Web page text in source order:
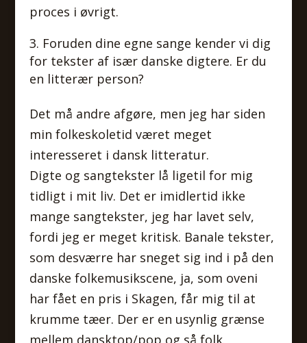
proces i øvrigt.
Foruden dine egne sange kender vi dig
for tekster af især danske digtere. Er du
en litterær person?
Det må andre afgøre, men jeg har siden
min folkeskoletid været meget
interesseret i dansk litteratur.
Digte og sangtekster lå ligetil for mig
tidligt i mit liv. Det er imidlertid ikke
mange sangtekster, jeg har lavet selv,
fordi jeg er meget kritisk. Banale tekster,
som desværre har sneget sig ind i på den
danske folkemusikscene, ja, som oveni
har fået en pris i Skagen, får mig til at
krumme tæer. Der er en usynlig grænse
mellem dansktop/pop og så folk.